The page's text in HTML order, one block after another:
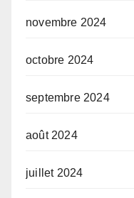
novembre 2024
octobre 2024
septembre 2024
août 2024
juillet 2024